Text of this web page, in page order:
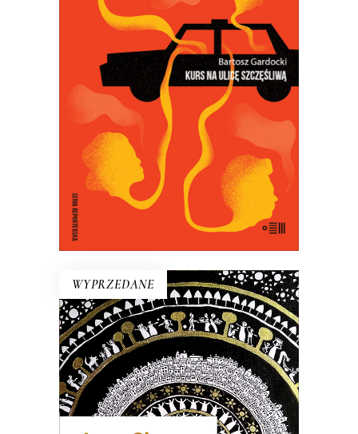
E-BOOK DO KOSZYKA
KURS NA ULICĘ SZCZĘŚLIWĄ
Kiedy Bartosz Gardocki usiadł za
kierownicą taksówki, poczuł się
szczęśliwy. Szybko się okazało, że jego
pasażerowie też szukają szczęścia…
37.00 zł 18.50
WYPRZEDANE
OBUDZĘ SIĘ NA SHIBUI
Jana kocha się platonicznie w aktorach
Kurosawy, czyta Murakamiego i